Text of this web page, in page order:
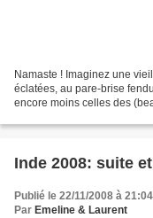
Namaste ! Imaginez une
éclatées, au pare-brise
encore moins celles des
Inde 2008: suite
Publié le 22/11/2008 à 21:04
Par Emeline & Laurent